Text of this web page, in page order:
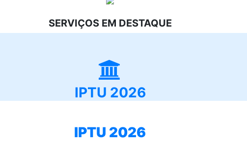
SERVIÇOS EM DESTAQUE
IPTU 2026
IPTU 2026